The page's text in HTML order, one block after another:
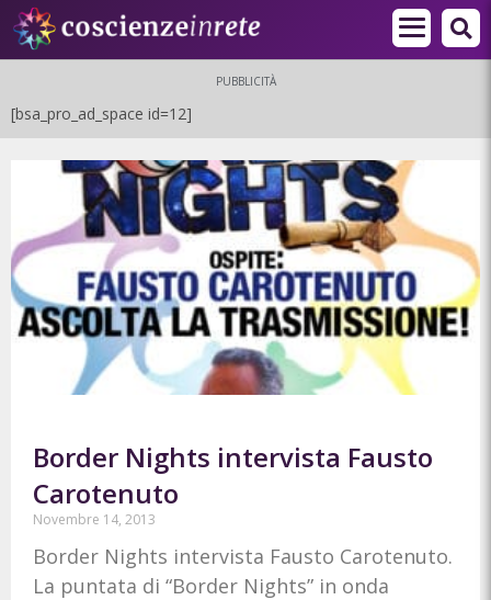
PUBBLICITÀ
[bsa_pro_ad_space id=12]
Border Nights intervista Fausto
Carotenuto
Novembre 14, 2013
Border Nights intervista Fausto Carotenuto.
La puntata di “Border Nights” in onda